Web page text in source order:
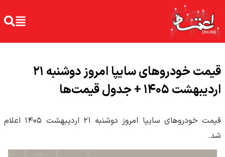
قیمت خودرو‌های سایپا امروز دوشنبه ۲۱
اردیبهشت ۱۴۰۵ + جدول قیمت‌ها
قیمت خودرو‌های سایپا امروز دوشنبه ۲۱ اردیبهشت ۱۴۰۵ اعلام
شد.